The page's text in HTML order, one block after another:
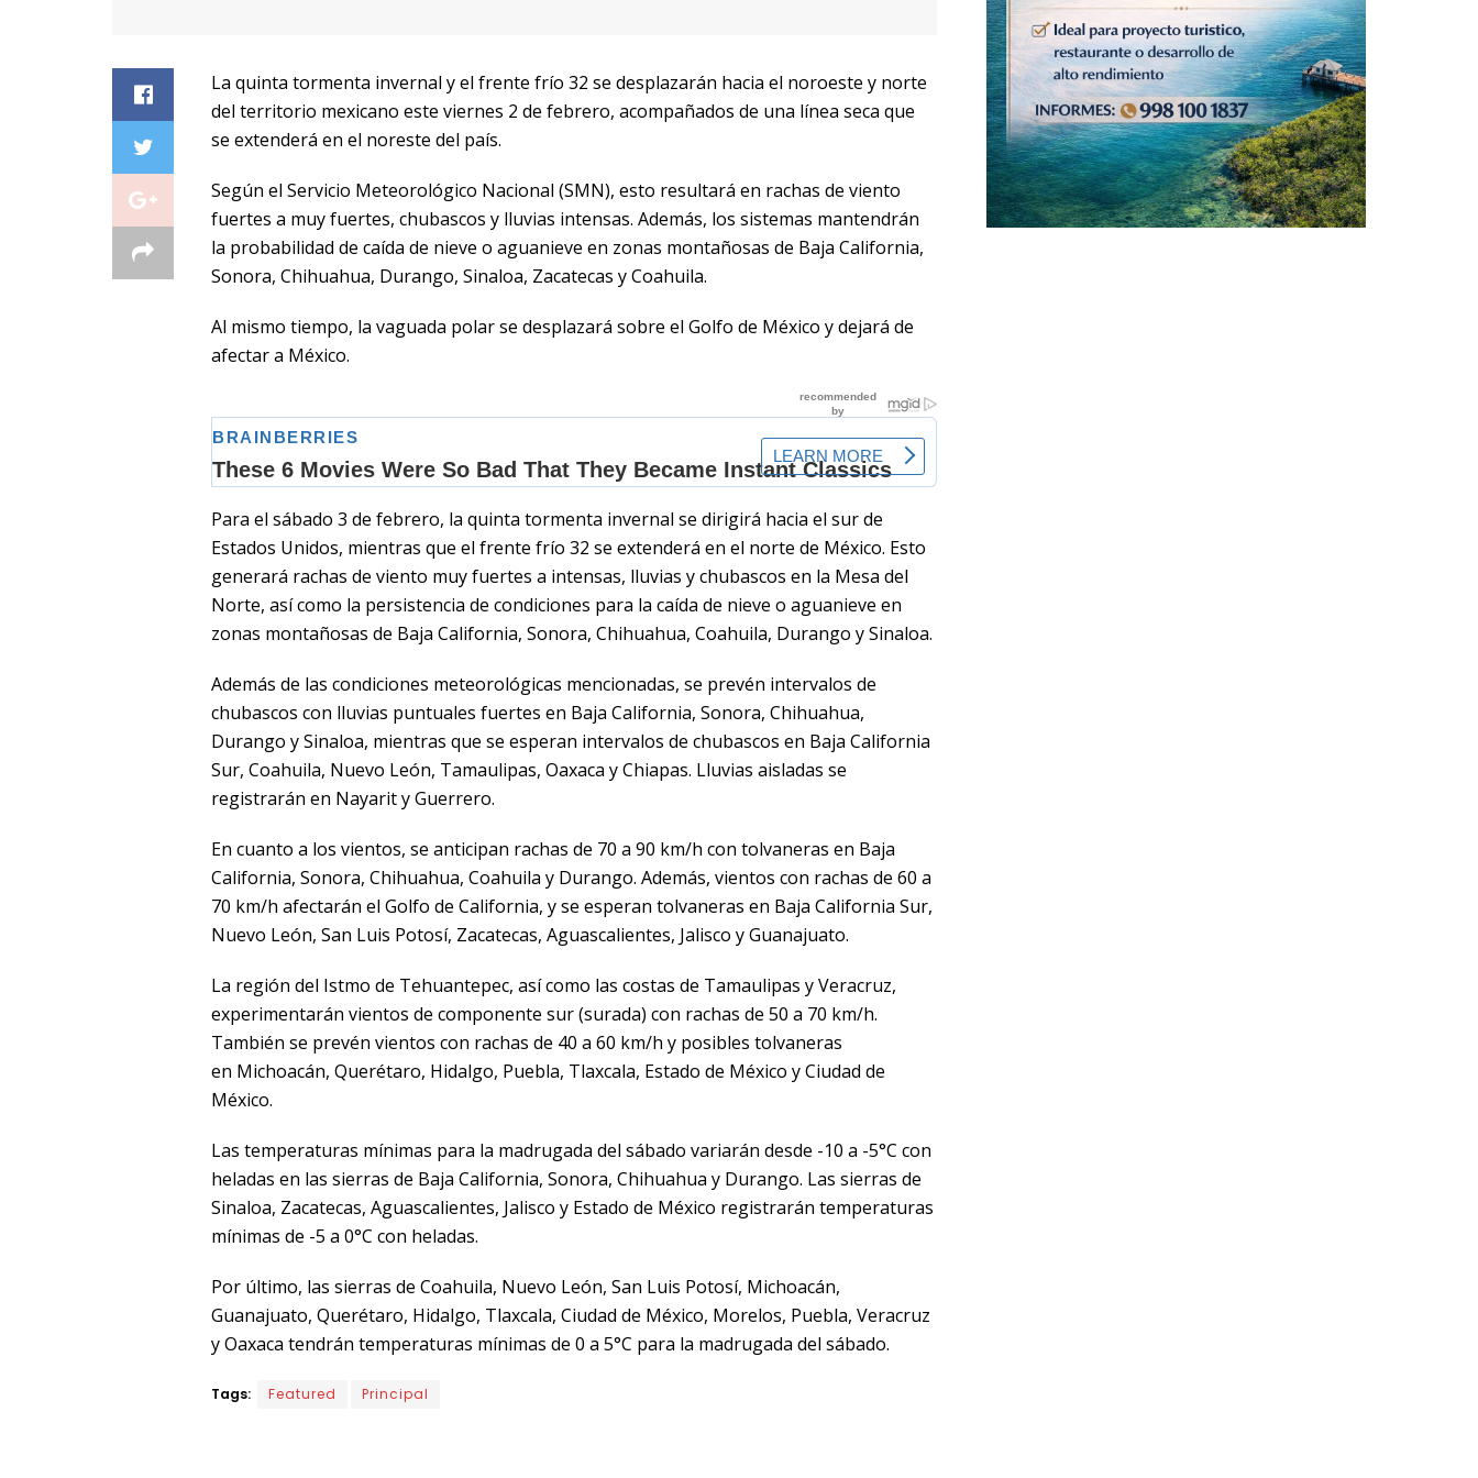
La quinta tormenta invernal y el frente frío 32 se desplazarán hacia el noroeste y norte
del territorio mexicano este viernes 2 de febrero, acompañados de una línea seca que
se extenderá en el noreste del país.
Según el Servicio Meteorológico Nacional (SMN), esto resultará en rachas de viento
fuertes a muy fuertes, chubascos y lluvias intensas. Además, los sistemas mantendrán
la probabilidad de caída de nieve o aguanieve en zonas montañosas de Baja California,
Sonora, Chihuahua, Durango, Sinaloa, Zacatecas y Coahuila.
Al mismo tiempo, la vaguada polar se desplazará sobre el Golfo de México y dejará de
afectar a México.
Para el sábado 3 de febrero, la quinta tormenta invernal se dirigirá hacia el sur de
Estados Unidos, mientras que el frente frío 32 se extenderá en el norte de México. Esto
generará rachas de viento muy fuertes a intensas, lluvias y chubascos en la Mesa del
Norte, así como la persistencia de condiciones para la caída de nieve o aguanieve en
zonas montañosas de Baja California, Sonora, Chihuahua, Coahuila, Durango y Sinaloa.
Además de las condiciones meteorológicas mencionadas, se prevén intervalos de
chubascos con lluvias puntuales fuertes en Baja California, Sonora, Chihuahua,
Durango y Sinaloa, mientras que se esperan intervalos de chubascos en Baja California
Sur, Coahuila, Nuevo León, Tamaulipas, Oaxaca y Chiapas. Lluvias aisladas se
registrarán en Nayarit y Guerrero.
En cuanto a los vientos, se anticipan rachas de 70 a 90 km/h con tolvaneras en Baja
California, Sonora, Chihuahua, Coahuila y Durango. Además, vientos con rachas de 60 a
70 km/h afectarán el Golfo de California, y se esperan tolvaneras en Baja California Sur,
Nuevo León, San Luis Potosí, Zacatecas, Aguascalientes, Jalisco y Guanajuato.
La región del Istmo de Tehuantepec, así como las costas de Tamaulipas y Veracruz,
experimentarán vientos de componente sur (surada) con rachas de 50 a 70 km/h.
También se prevén vientos con rachas de 40 a 60 km/h y posibles tolvaneras
en Michoacán, Querétaro, Hidalgo, Puebla, Tlaxcala, Estado de México y Ciudad de
México.
Las temperaturas mínimas para la madrugada del sábado variarán desde -10 a -5°C con
heladas en las sierras de Baja California, Sonora, Chihuahua y Durango. Las sierras de
Sinaloa, Zacatecas, Aguascalientes, Jalisco y Estado de México registrarán temperaturas
mínimas de -5 a 0°C con heladas.
Por último, las sierras de Coahuila, Nuevo León, San Luis Potosí, Michoacán,
Guanajuato, Querétaro, Hidalgo, Tlaxcala, Ciudad de México, Morelos, Puebla, Veracruz
y Oaxaca tendrán temperaturas mínimas de 0 a 5°C para la madrugada del sábado.
Tags: Featured Principal